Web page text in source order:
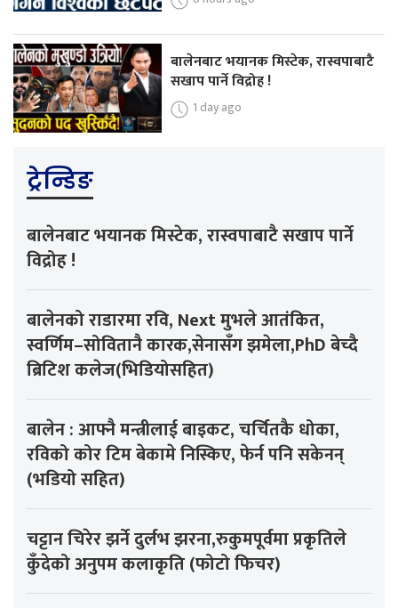
बालेनबाट भयानक मिस्टेक, रास्वपाबाटै
सखाप पार्ने विद्रोह !
1 day ago
ट्रेन्डिङ
बालेनबाट भयानक मिस्टेक, रास्वपाबाटै सखाप पार्ने
विद्रोह !
बालेनको राडारमा रवि, Next मुभले आतंकित,
स्वर्णिम–सोवितानै कारक,सेनासँग झमेला,PhD बेच्दै
ब्रिटिश कलेज(भिडियोसहित)
बालेन : आफ्नै मन्त्रीलाई बाइकट, चर्चितकै धोका,
रविको कोर टिम बेकामे निस्किए, फेर्न पनि सकेनन्
(भडियो सहित)
चट्टान चिरेर झर्ने दुर्लभ झरना,रुकुमपूर्वमा प्रकृतिले
कुँदेको अनुपम कलाकृति (फोटो फिचर)